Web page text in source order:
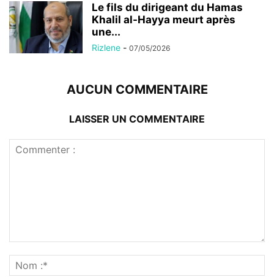
Le fils du dirigeant du Hamas
Khalil al-Hayya meurt après
une...
Rizlene - 07/05/2026
AUCUN COMMENTAIRE
LAISSER UN COMMENTAIRE